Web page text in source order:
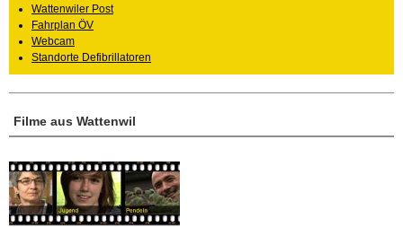
Filme aus Wattenwil
Wattenwiler Post
Fahrplan ÖV
Webcam
Standorte Defibrillatoren